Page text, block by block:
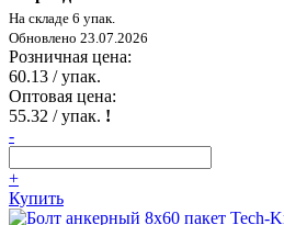
На складе 6 упак.
Обновлено 23.07.2026
Розничная цена:
60.13 / упак.
Оптовая цена:
55.32 / упак. !
-
+
Купить